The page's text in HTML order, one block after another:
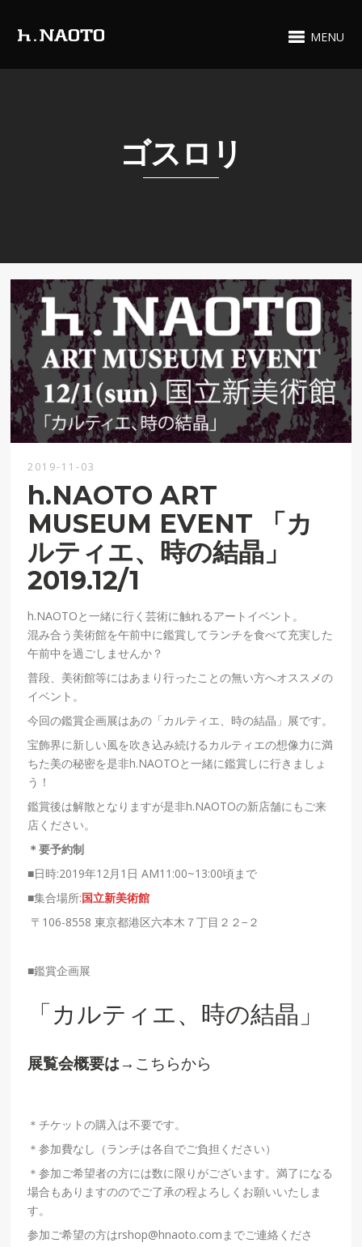
MENU
ゴスロリ
2019-11-03
h.NAOTO ART
MUSEUM EVENT 「カ
ルティエ、時の結晶」
2019.12/1
h.NAOTOと一緒に行く芸術に触れるアートイベント。
混み合う美術館を午前中に鑑賞してランチを食べて充実した
午前中を過ごしませんか？
普段、美術館等にはあまり行ったことの無い方へオススメの
イベント。
今回の鑑賞企画展はあの「カルティエ、時の結晶」展です。
宝飾界に新しい風を吹き込み続けるカルティエの想像力に満
ちた美の秘密を是非h.NAOTOと一緒に鑑賞しに行きましょ
う！
鑑賞後は解散となりますが是非h.NAOTOの新店舗にもご来
店ください。
＊要予約制
■日時:2019年12月1日 AM11:00~13:00頃まで
■集合場所:国立新美術館
〒106-8558 東京都港区六本木７丁目２２−２
■鑑賞企画展
「カルティエ、時の結晶」
展覧会概要は→ こちらから
＊チケットの購入は不要です。
＊参加費なし（ランチは各自でご負担ください）
＊参加ご希望者の方には数に限りがございます。満了になる
場合もありますののでご了承の程よろしくお願いいたしま
す。
参加ご希望の方はrshop@hnaoto.comまでご連絡くださ